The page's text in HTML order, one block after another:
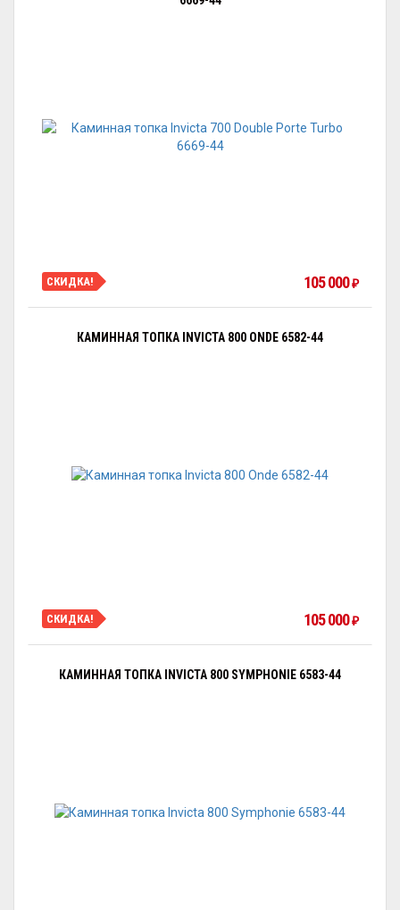
СКИДКА! 105 000₽
КАМИННАЯ ТОПКА INVICTA 800 ONDE 6582-44
СКИДКА! 105 000₽
КАМИННАЯ ТОПКА INVICTA 800 SYMPHONIE 6583-44